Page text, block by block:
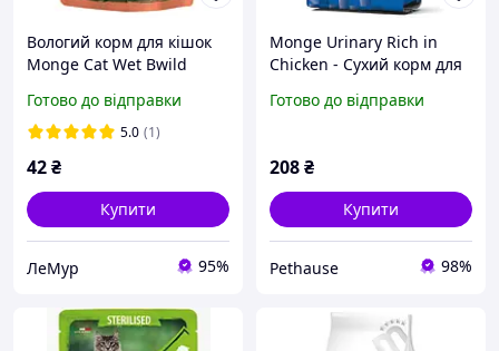
Вологий корм для кішок
Monge Cat Wet Bwild
лосось з креветками та
овочами 85 г
Готово до відправки
5.0 (1)
42₴
Купити
ЛеМур 95%
Monge Urinary Rich in
Chicken - Сухий корм для
сечокам'яної хвороби (з
Готово до відправки
208₴
Купити
Pethause 98%